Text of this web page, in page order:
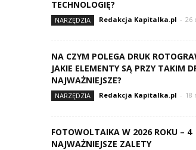
TECHNOLOGIĘ?
NARZĘDZIA Redakcja Kapitalka.pl - 26
NA CZYM POLEGA DRUK
JAKIE ELEMENTY SĄ PRZY TAKIM
NAJWAŻNIEJSZE?
NARZĘDZIA Redakcja Kapitalka.pl - 18
FOTOWOLTAIKA W 2026 ROKU – 4
NAJWAŻNIEJSZE ZALETY